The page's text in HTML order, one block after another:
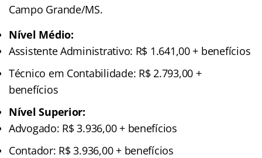
Campo Grande/MS.
Nível Médio:
Assistente Administrativo: R$ 1.641,00 + benefícios
Técnico em Contabilidade: R$ 2.793,00 +
benefícios
Nível Superior:
Advogado: R$ 3.936,00 + benefícios
Contador: R$ 3.936,00 + benefícios